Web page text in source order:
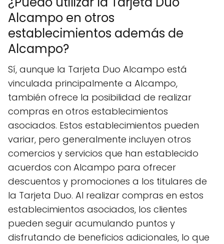
Alcampo en otros
establecimientos además de
Alcampo?
Sí, aunque la Tarjeta Duo Alcampo está
vinculada principalmente a Alcampo,
también ofrece la posibilidad de realizar
compras en otros establecimientos
asociados. Estos establecimientos pueden
variar, pero generalmente incluyen otros
comercios y servicios que han establecido
acuerdos con Alcampo para ofrecer
descuentos y promociones a los titulares de
la Tarjeta Duo. Al realizar compras en estos
establecimientos asociados, los clientes
pueden seguir acumulando puntos y
disfrutando de beneficios adicionales, lo que